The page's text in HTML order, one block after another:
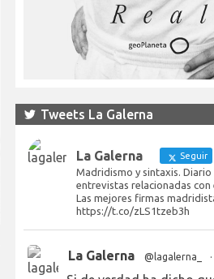
Tweets La Galerna
La Galerna Seguir
Madridismo y sintaxis.
entrevistas relacionadas con
Las mejores firmas
https://t.co/zLS1tzeb3h
La Galerna @lagalerna_ ·